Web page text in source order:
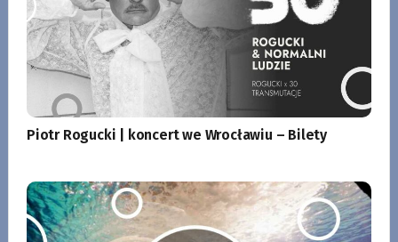
Piotr Rogucki | koncert we Wrocławiu – Bilety